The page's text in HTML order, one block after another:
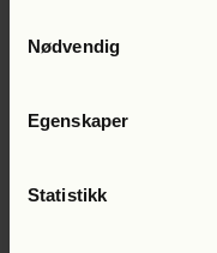
Nødvendig
Egenskaper
Statistikk
Geert MakEuropa